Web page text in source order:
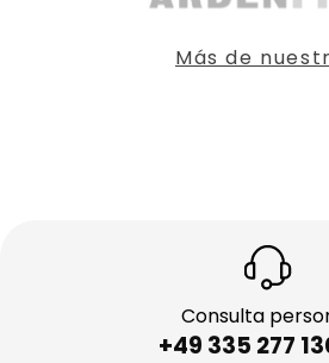
Más de
Consulta
+49 335 277